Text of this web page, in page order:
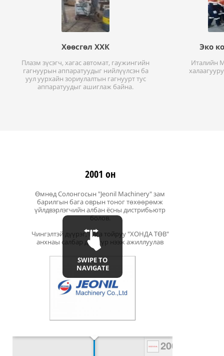
Хөөсгөл ХХК
Плазм зүсэгч, хагас автомат, гаужингийн
гагнуурын аппаратуудыг нийлүүлсэн ба
уул уурхайн зориулалтын гагнуурт тус
аппаратуудыг ашиглаж байна.
Эко
Италийн
2001 он
Өмнөд Солонгосын "Jeonil Machinery" зам
барилгын бага оврын тоног төхөөрөмж
үйлдвэрлэгчийн албан ёсны дистрибьютр
болов.
Чингэлтэй дүүрэг, Бага тойруу "ХОНДА ТӨВ"
анхнаы салбар дэлгүүр нээж ажиллуулав
SWIPE TO
NAVIGATE
2002 он